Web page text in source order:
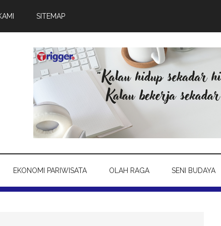
SITEMAP
EKONOMI PARIWISATA OLAH RAGA SENI BUDAYA